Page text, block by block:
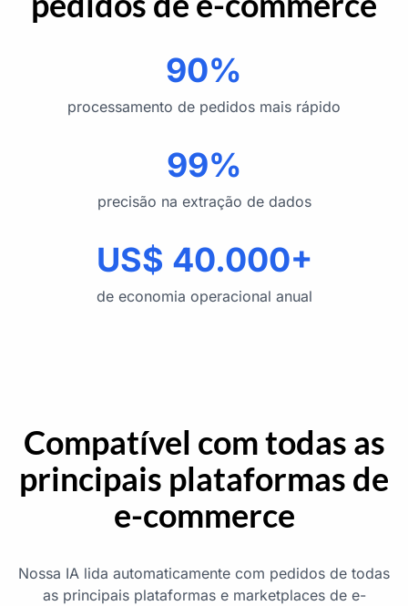
90%
processamento de pedidos mais rápido
99%
precisão na extração de dados
US$ 40.000+
de economia operacional anual
Compatível com todas as
principais plataformas de
e-commerce
Nossa IA lida automaticamente com pedidos de todas
as principais plataformas e marketplaces de e-